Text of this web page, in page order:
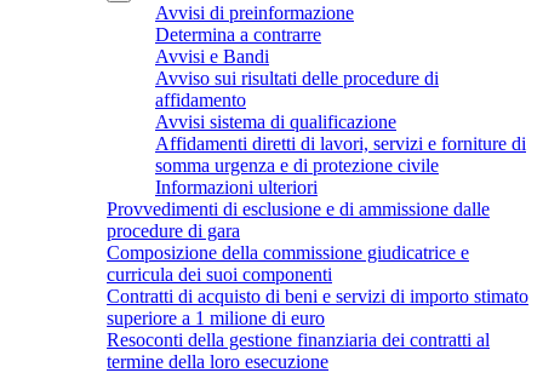
Avvisi di preinformazione
Determina a contrarre
Avvisi e Bandi
Avviso sui risultati delle procedure di
affidamento
Avvisi sistema di qualificazione
Affidamenti diretti di lavori, servizi e forniture di
somma urgenza e di protezione civile
Informazioni ulteriori
Provvedimenti di esclusione e di ammissione dalle
procedure di gara
Composizione della commissione giudicatrice e
curricula dei suoi componenti
Contratti di acquisto di beni e servizi di importo stimato
superiore a 1 milione di euro
Resoconti della gestione finanziaria dei contratti al
termine della loro esecuzione